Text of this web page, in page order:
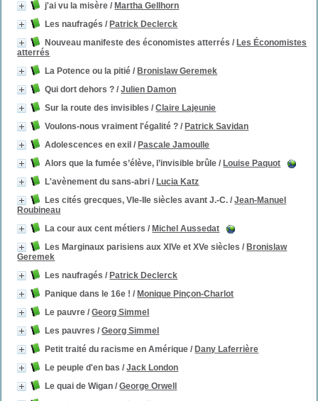
j'ai vu la misère / Martha Gellhorn
Les naufragés / Patrick Declerck
Nouveau manifeste des économistes atterrés / Les Économistes
atterrés
La Potence ou la pitié / Bronislaw Geremek
Qui dort dehors ? /Julien Damon
Sur la route des invisibles /Claire Lajeunie
Voulons-nous vraiment l'égalité ? / Patrick Savidan
Adolescences en exil / Pascale Jamoulle
Alors que la fumée s’élève, l’invisible brûle / Louise Paquot
L'avènement du sans-abri / Lucia Katz
Les cités grecques, VIe-IIe siècles avant J.-C. /Jean-Manuel
Roubineau
La cour aux cent métiers / Michel Aussedat
Les Marginaux parisiens aux XIVe et XVe siècles / Bronislaw
Geremek
Les naufragés / Patrick Declerck
Panique dans le 16e ! / Monique Pinçon-Charlot
Le pauvre /Georg Simmel
Les pauvres /Georg Simmel
Petit traité du racisme en Amérique / Dany Laferrière
Le peuple d'en bas /Jack London
Le quai de Wigan /George Orwell